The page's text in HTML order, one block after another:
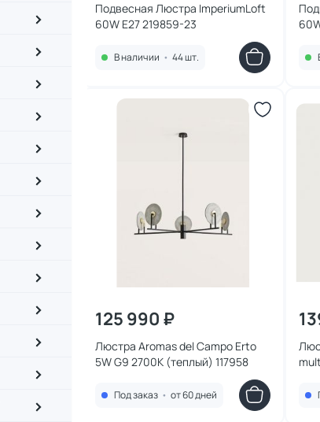
Подвесная Люстра ImperiumLoft
60W E27 219859-23
В наличии • 44 шт.
125 990 ₽
Люстра Aromas del Campo Erto
5W G9 2700К (теплый) 117958
Под заказ • от 60 дней